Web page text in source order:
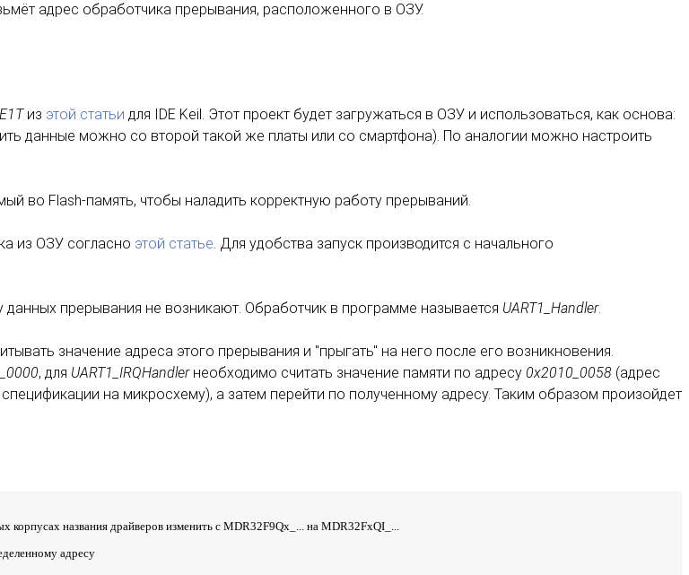
адрес обработчика прерывания, расположенного в ОЗУ.
из этой статьи для IDE Keil. Этот проект будет загружаться в ОЗУ и использоваться, как основа:
данные можно со второй такой же платы или со смартфона). По аналогии можно настроить
во Flash-память, чтобы наладить корректную работу прерываний.
из ОЗУ согласно этой статье. Для удобства запуск производится с начального
прерывания не возникают. Обработчик в программе называется UART1_Handler.
значение адреса этого прерывания и "прыгать" на него после его возникновения.
, для UART1_IRQHandlerнеобходимо считать значение памяти по адресу 0x2010_0058 (адрес
на микросхему), а затем перейти по полученному адресу. Таким образом произойдет
названия драйверов изменить с MDR32F9Qx_... на MDR32FxQI_...
адресу